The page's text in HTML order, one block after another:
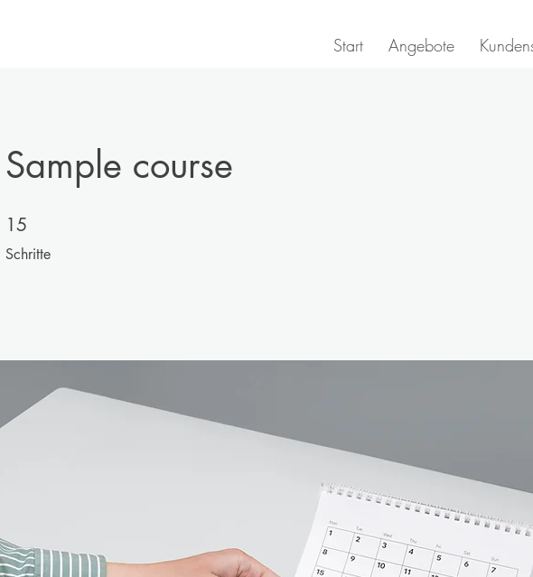
Start Angebote
Sample course
15
Schritte
15 Schritte